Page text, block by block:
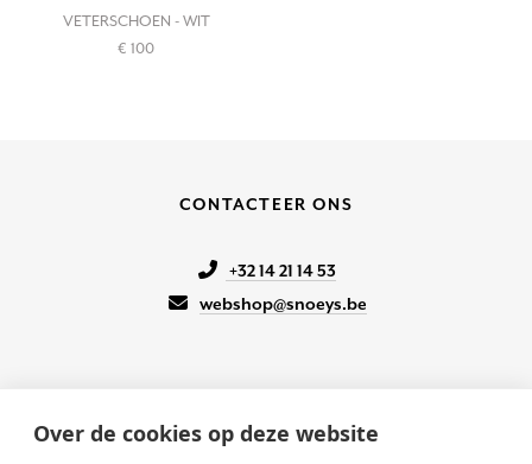
Over de cookies op deze website
VETERSCHOEN - WIT
€ 100
CONTACTEER ONS
+32 14 21 14 53
webshop@snoeys.be
KLANTENSERVICE